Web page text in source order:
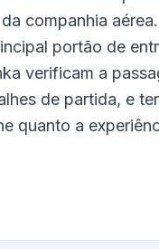
companhia
portão de
verificam a
de partida, e
quanto a